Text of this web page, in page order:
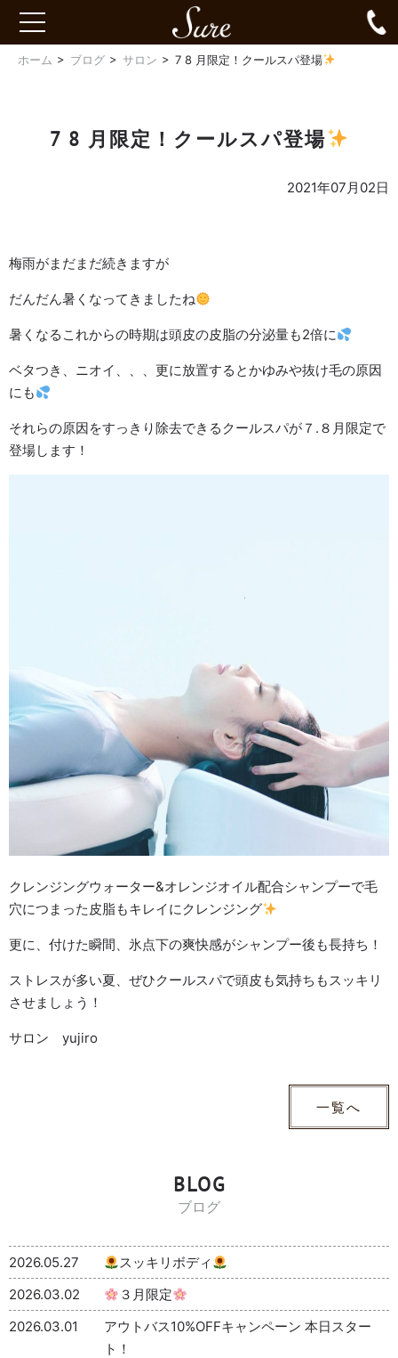
toggle
ホーム ブログ サロン 7 8 月限定！クールスパ登場
7 8 月限定！クールスパ登場
2021年07月02日
梅雨がまだまだ続きますが
だんだん暑くなってきましたね
暑くなるこれからの時期は頭皮の皮脂の分泌量も2倍に
ベタつき、ニオイ、、、更に放置するとかゆみや抜け毛の原因
にも
それらの原因をすっきり除去できるクールスパが７.８月限定で
登場します！
クレンジングウォーター&オレンジオイル配合シャンプーで毛
穴につまった皮脂もキレイにクレンジング
更に、付けた瞬間、氷点下の爽快感がシャンプー後も長持ち！
ストレスが多い夏、ぜひクールスパで頭皮も気持ちもスッキリ
させましょう！
サロン yujiro
一覧へ
BLOG
ブログ
2026.05.27
スッキリボディ
2026.03.02
３月限定
2026.03.01
アウトバス10%OFFキャンペーン 本日スター
ト！